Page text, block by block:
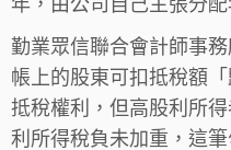
年，由公司自己主張分
勤業眾信聯合會計師事
帳上的股東可扣抵稅額
抵稅權利，但高股利所
利所得稅負未加重，這